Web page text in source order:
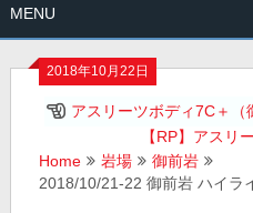
MENU
2018年10月22日
アスリーツボディ7C＋（
【RP】アスリ
Home
岩場
御前岩
2018/10/21-22 御前岩 ハイラ